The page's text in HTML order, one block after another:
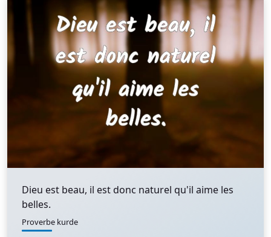
Dieu est beau, il est donc naturel qu'il aime les
belles.
Proverbe kurde